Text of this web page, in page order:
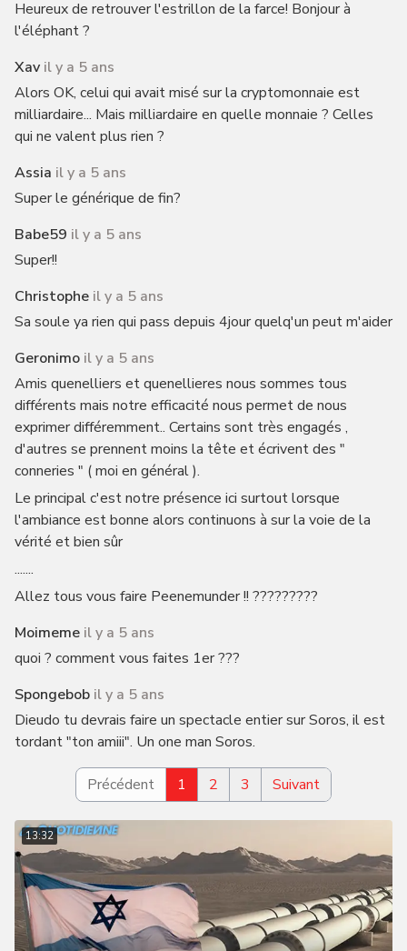
Heureux de retrouver l'estrillon de la farce! Bonjour à
l'éléphant ?
Xav il y a 5 ans
Alors OK, celui qui avait misé sur la cryptomonnaie est
milliardaire... Mais milliardaire en quelle monnaie ? Celles
qui ne valent plus rien ?
Assia il y a 5 ans
Super le générique de fin?
Babe59 il y a 5 ans
Super!!
Christophe il y a 5 ans
Sa soule ya rien qui pass depuis 4jour quelq'un peut m'aider
Geronimo il y a 5 ans
Amis quenelliers et quenellieres nous sommes tous
différents mais notre efficacité nous permet de nous
exprimer différemment.. Certains sont très engagés ,
d'autres se prennent moins la tête et écrivent des "
conneries " ( moi en général ).
Le principal c'est notre présence ici surtout lorsque
l'ambiance est bonne alors continuons à sur la voie de la
vérité et bien sûr
.......
Allez tous vous faire Peenemunder !! ?????????
Moimeme il y a 5 ans
quoi ? comment vous faites 1er ???
Spongebob il y a 5 ans
Dieudo tu devrais faire un spectacle entier sur Soros, il est
tordant "ton amiii". Un one man Soros.
Précédent 1 2 3 Suivant
13:32